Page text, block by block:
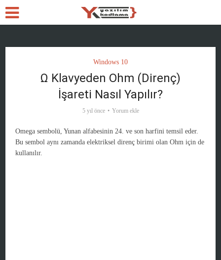
Windows 10
Ω Klavyeden Ohm (Direnç)
İşareti Nasıl Yapılır?
5 yıl önce Yorum ekle
Omega sembolü, Yunan alfabesinin 24. ve son harfini temsil eder.
Bu sembol aynı zamanda elektriksel direnç birimi olan Ohm için de
kullanılır.